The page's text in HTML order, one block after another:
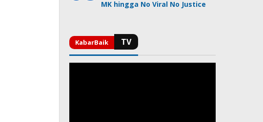
MK hingga No Viral No Justice